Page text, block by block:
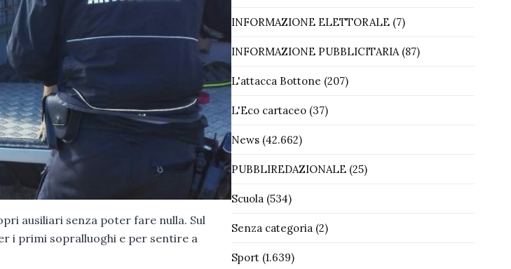
ausiliari senza poter fare nulla. Sul
i primi sopralluoghi e per sentire a
INFORMAZIONE ELETTORALE(7)
INFORMAZIONE PUBBLICITARIA(87)
L'attacca Bottone (207)
L'Eco cartaceo(37)
News(42.662)
PUBBLIREDAZIONALE(25)
Scuola(534)
Senza categoria(2)
Sport(1.639)